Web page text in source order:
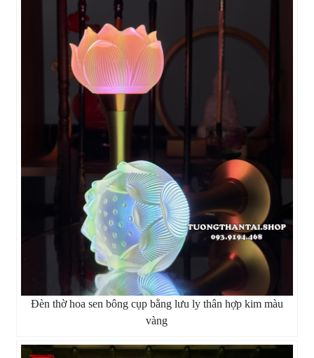
Đèn thờ hoa sen bông cụp bằng lưu ly thân hợp kim màu
vàng